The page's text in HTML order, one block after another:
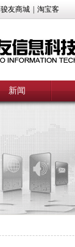
骏友商城 淘宝客
新闻